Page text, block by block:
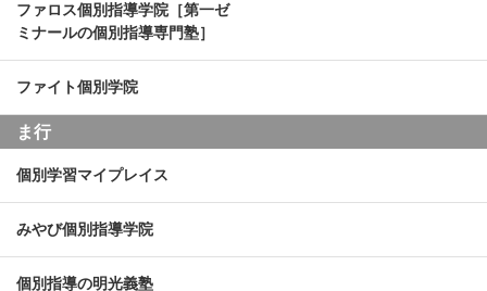
ファロス個別指導学院［第一ゼ
ミナールの個別指導専門塾］
ファイト個別学院
ま行
個別学習マイプレイス
みやび個別指導学院
個別指導の明光義塾